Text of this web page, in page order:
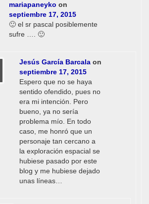
mariapaneyko on
septiembre 17, 2015
🙂 el sr pascal posiblemente
sufre …. 🙂
Jesús García Barcala on
septiembre 17, 2015
Espero que no se haya
sentido ofendido, pues no
era mi intención. Pero
bueno, ya no sería
problema mío. En todo
caso, me honró que un
personaje tan cercano a
la exploración espacial se
hubiese pasado por este
blog y me hubiese dejado
unas líneas…